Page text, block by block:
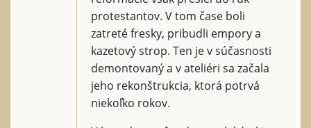
protestantov. V tom čase boli
zatreté fresky, pribudli empory a
kazetový strop. Ten je v súčasnosti
demontovaný a v ateliéri sa začala
jeho rekonštrukcia, ktorá potrvá
niekoľko rokov.